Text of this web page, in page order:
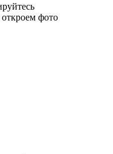
фото